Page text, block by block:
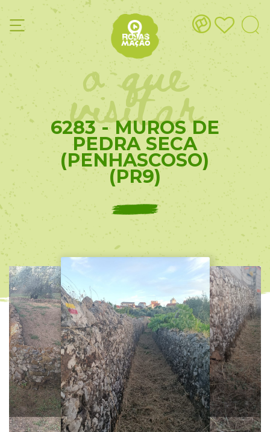
o que
visitar
6283 - MUROS DE
PEDRA SECA
(PENHASCOSO)
(PR9)